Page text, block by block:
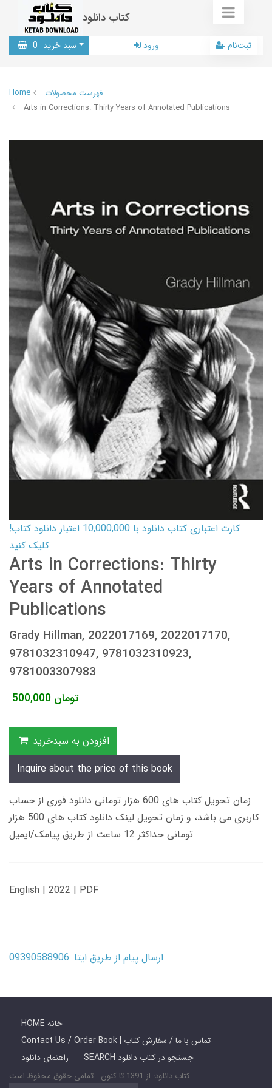
کتاب دانلود
سبد خرید 0 ورود ثبت‌نام
Home
فهرست محصولات
Arts in Corrections: Thirty Years of Annotated Publications
کارت اعتباری کتاب دانلود با 10,000,000 اعتبار دانلود کتاب!
کلیک کنید
Arts in Corrections: Thirty
Years of Annotated
Publications
Grady Hillman, 2022017169, 2022017170,
9781032310947, 9781032310923,
9781003307983
500,000 تومان
افزودن به سبدخرید
Inquire about the price of this book
زمان تحویل کتاب های 600 هزار تومانی دانلود فوری از حساب
کاربری می باشد، و زمان تحویل لینک دانلود کتاب های 500 هزار
تومانی حداکثر 12 ساعت از طریق پیامک/ایمیل
English | 2022 | PDF
ارسال پیام از طریق ایتا: 09390588906
HOME خانه
Contact Us / Order Book | تماس با ما / سفارش کتاب
راهنمای دانلود
SEARCH جستجو در کتاب دانلود
کتاب دانلود: از 1391 تا کنون - تمامی حقوق محفوظ است